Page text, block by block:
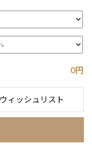
0円
ウィッシュリスト